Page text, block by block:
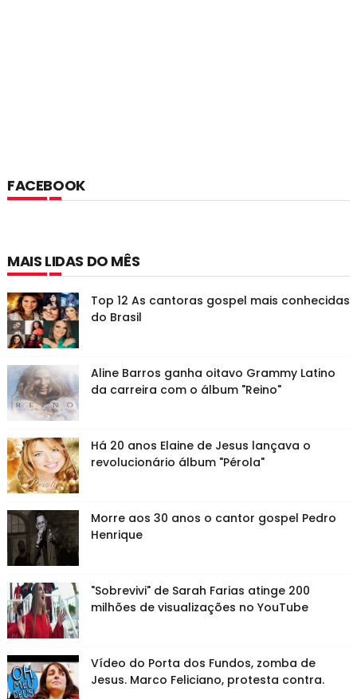
FACEBOOK
MAIS LIDAS DO MÊS
Top 12 As cantoras gospel mais conhecidas
do Brasil
Aline Barros ganha oitavo Grammy Latino
da carreira com o álbum "Reino"
Há 20 anos Elaine de Jesus lançava o
revolucionário álbum "Pérola"
Morre aos 30 anos o cantor gospel Pedro
Henrique
"Sobrevivi" de Sarah Farias atinge 200
milhões de visualizações no YouTube
Vídeo do Porta dos Fundos, zomba de
Jesus. Marco Feliciano, protesta contra.